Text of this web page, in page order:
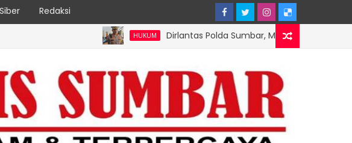
Redaksi
Dirlantas Polda Sumbar, Menghimbau: Tertib Kendaraan